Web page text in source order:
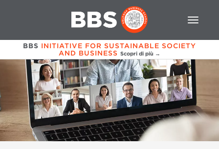
BBS INITIATIVE FOR SUSTAINABLE SOCIETY
AND BUSINESS Scopri di più →